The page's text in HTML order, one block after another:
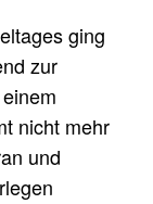
ging
zur
nicht mehr
und